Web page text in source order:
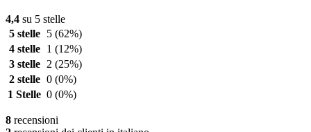
4,4 su 5 stelle
5 stelle
5 (62%)
4 stelle
1 (12%)
3 stelle
2 (25%)
2 stelle 0 (0%)
1 Stelle 0 (0%)
8 recensioni